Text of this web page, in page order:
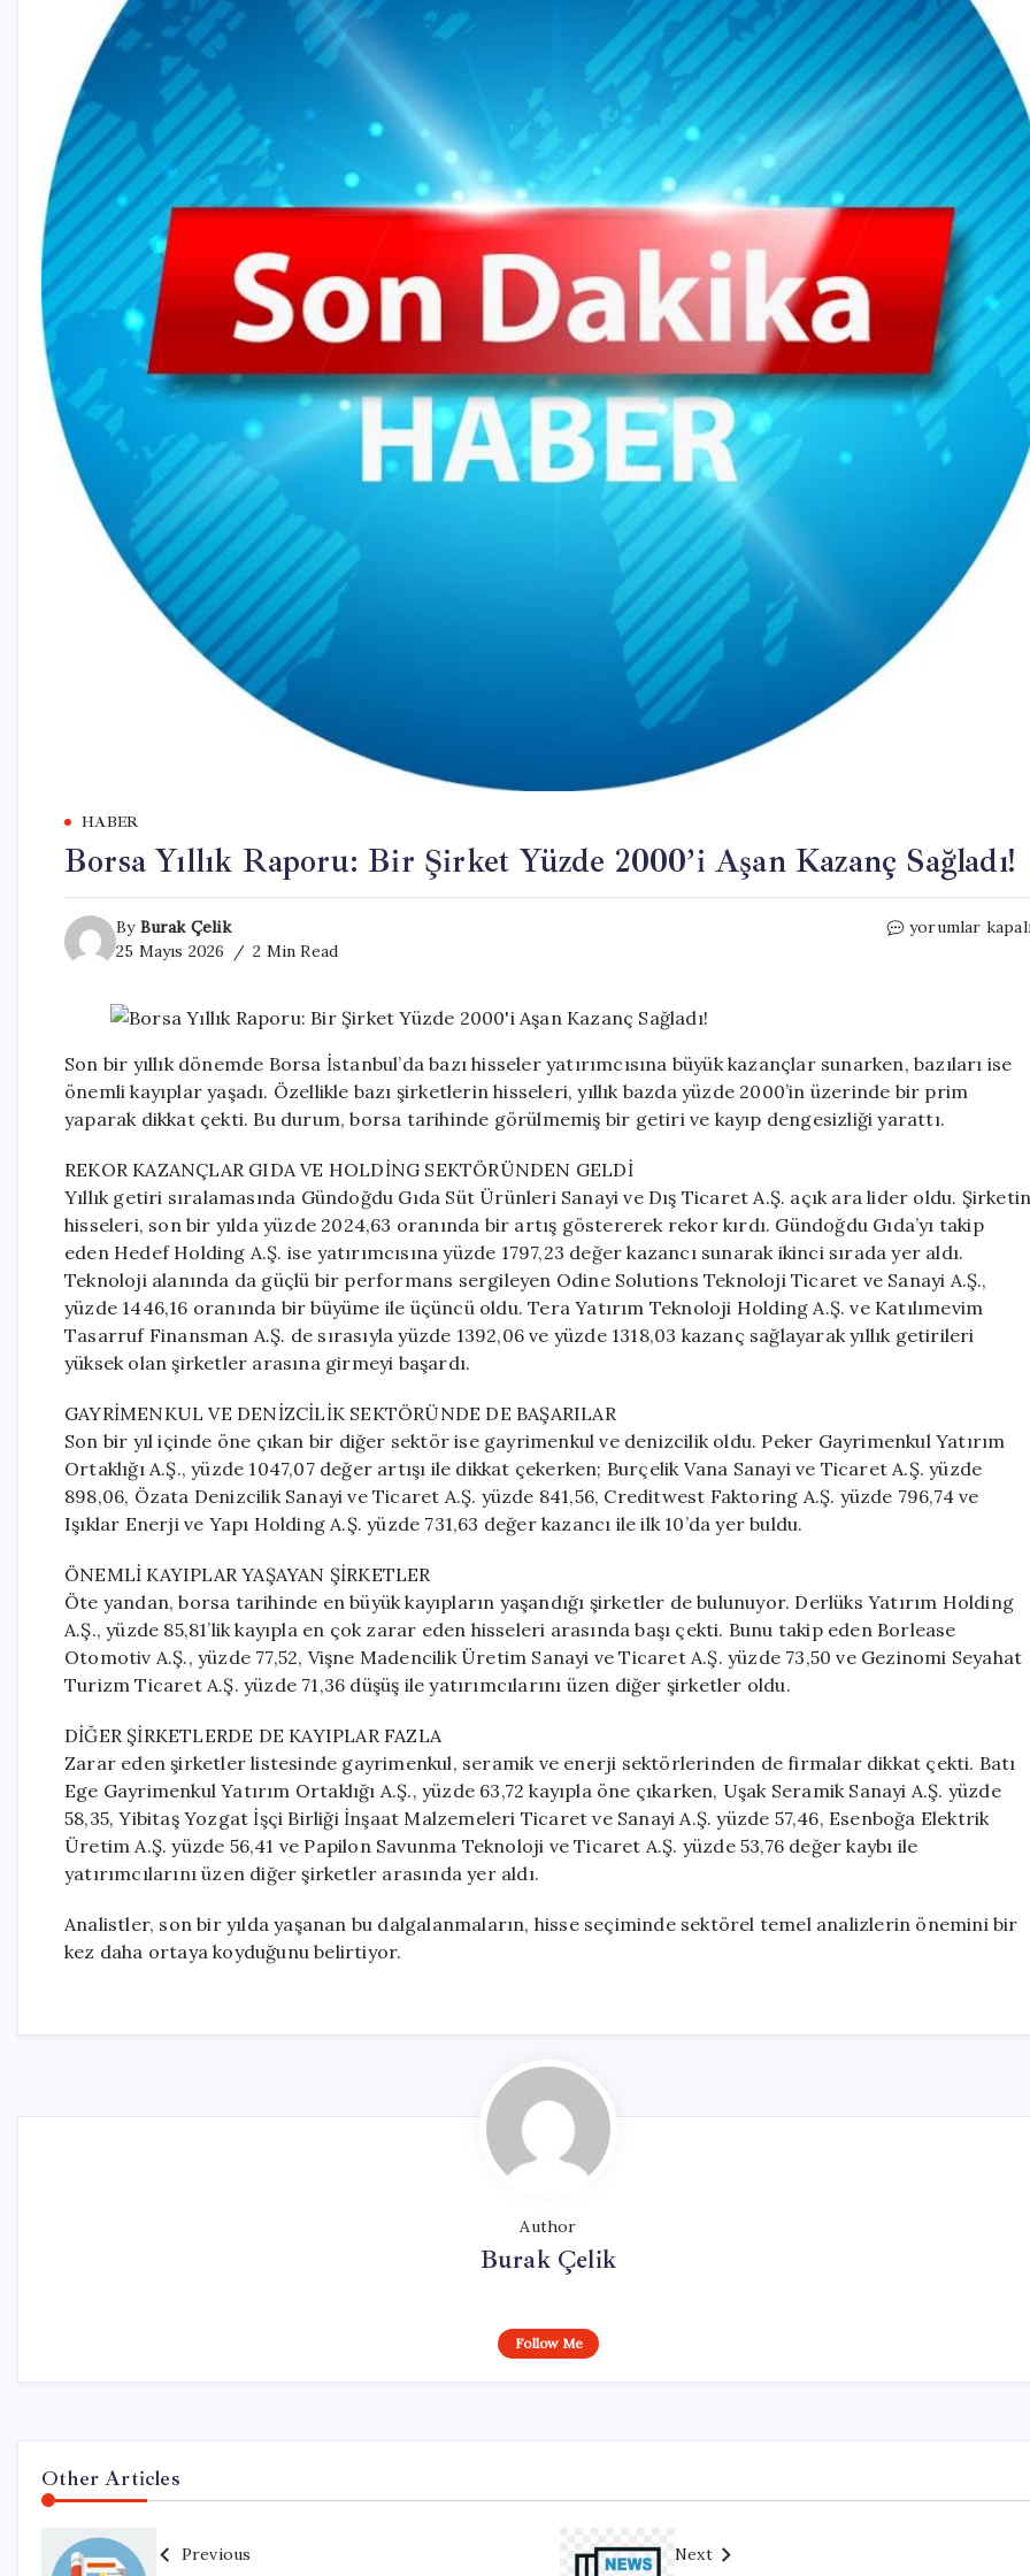
HABER
Borsa Yıllık Raporu: Bir Şirket Yüzde 2000’i Aşan Kazanç Sağladı!
By Burak Çelik
25 Mayıs 2026
2 Min Read
Borsa
2000’i
Aşan
Kazanç
yorumlar
Son bir yıllık dönemde Borsa İstanbul’da bazı hisseler yatırımcısına büyük kazançlar sunarken, bazıları ise
önemli kayıplar yaşadı. Özellikle bazı şirketlerin hisseleri, yıllık bazda yüzde 2000’in üzerinde bir prim
yaparak dikkat çekti. Bu durum, borsa tarihinde görülmemiş bir getiri ve kayıp dengesizliği yarattı.
REKOR KAZANÇLAR GIDA VE HOLDİNG SEKTÖRÜNDEN GELDİ
Yıllık getiri sıralamasında Gündoğdu Gıda Süt Ürünleri Sanayi ve Dış Ticaret A.Ş. açık ara lider oldu.
hisseleri, son bir yılda yüzde 2024,63 oranında bir artış göstererek rekor kırdı. Gündoğdu Gıda’yı takip
eden Hedef Holding A.Ş. ise yatırımcısına yüzde 1797,23 değer kazancı sunarak ikinci sırada yer aldı.
Teknoloji alanında da güçlü bir performans sergileyen Odine Solutions Teknoloji Ticaret ve Sanayi A.Ş.,
yüzde 1446,16 oranında bir büyüme ile üçüncü oldu. Tera Yatırım Teknoloji Holding A.Ş. ve Katılımevim
Tasarruf Finansman A.Ş. de sırasıyla yüzde 1392,06 ve yüzde 1318,03 kazanç sağlayarak yıllık getirileri
yüksek olan şirketler arasına girmeyi başardı.
GAYRİMENKUL VE DENİZCİLİK SEKTÖRÜNDE DE BAŞARILAR
Son bir yıl içinde öne çıkan bir diğer sektör ise gayrimenkul ve denizcilik oldu. Peker Gayrimenkul Yatırım
Ortaklığı A.Ş., yüzde 1047,07 değer artışı ile dikkat çekerken; Burçelik Vana Sanayi ve Ticaret A.Ş. yüzde
898,06, Özata Denizcilik Sanayi ve Ticaret A.Ş. yüzde 841,56, Creditwest Faktoring A.Ş. yüzde 796,74 ve
Işıklar Enerji ve Yapı Holding A.Ş. yüzde 731,63 değer kazancı ile ilk 10’da yer buldu.
ÖNEMLİ KAYIPLAR YAŞAYAN ŞİRKETLER
Öte yandan, borsa tarihinde en büyük kayıpların yaşandığı şirketler de bulunuyor. Derlüks Yatırım Holding
A.Ş., yüzde 85,81’lik kayıpla en çok zarar eden hisseleri arasında başı çekti. Bunu takip eden Borlease
Otomotiv A.Ş., yüzde 77,52, Vişne Madencilik Üretim Sanayi ve Ticaret A.Ş. yüzde 73,50 ve Gezinomi Seyahat
Turizm Ticaret A.Ş. yüzde 71,36 düşüş ile yatırımcılarını üzen diğer şirketler oldu.
DİĞER ŞİRKETLERDE DE KAYIPLAR FAZLA
Zarar eden şirketler listesinde gayrimenkul, seramik ve enerji sektörlerinden de firmalar dikkat çekti. Batı
Ege Gayrimenkul Yatırım Ortaklığı A.Ş., yüzde 63,72 kayıpla öne çıkarken, Uşak Seramik Sanayi A.Ş. yüzde
58,35, Yibitaş Yozgat İşçi Birliği İnşaat Malzemeleri Ticaret ve Sanayi A.Ş. yüzde 57,46, Esenboğa Elektrik
Üretim A.Ş. yüzde 56,41 ve Papilon Savunma Teknoloji ve Ticaret A.Ş. yüzde 53,76 değer kaybı ile
yatırımcılarını üzen diğer şirketler arasında yer aldı.
Analistler, son bir yılda yaşanan bu dalgalanmaların, hisse seçiminde sektörel temel analizlerin önemini bir
kez daha ortaya koyduğunu belirtiyor.
Author
Burak Çelik
Follow Me
Other Articles
Previous Next